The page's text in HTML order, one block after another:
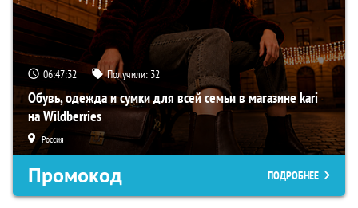
06:47:31 Получили: 32
Обувь, одежда и сумки для всей семьи в магазине kari
на Wildberries
Россия
Промокод ПОДРОБНЕЕ